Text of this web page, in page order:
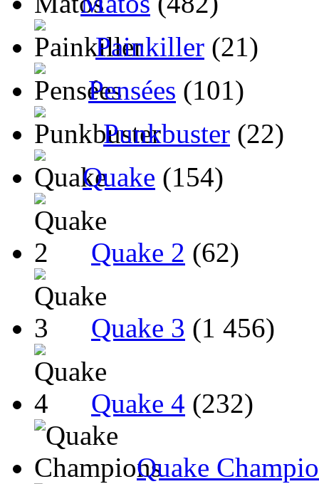
Painkiller (21)
Pensées (101)
Punkbuster (22)
Quake (154)
Quake 2 (62)
Quake 3 (1 456)
Quake 4 (232)
Quake